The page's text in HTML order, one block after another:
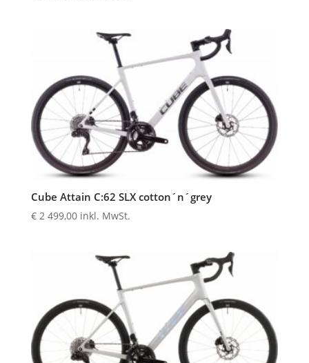
Cube Attain C:62 SLX cotton´n´grey
€2 499,00 inkl. MwSt.